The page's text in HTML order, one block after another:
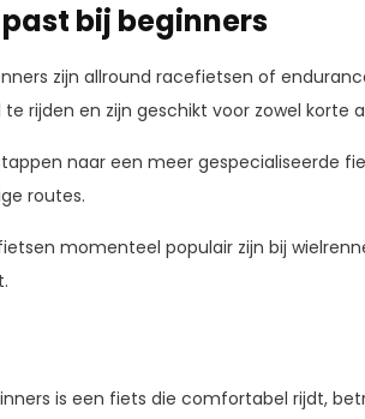
bij beginners
zijn allround racefietsen of
rijden en zijn geschikt voor zowel korte
naar een meer gespecialiseerde
routes.
momenteel populair zijn bij
is een fiets die comfortabel rijdt,